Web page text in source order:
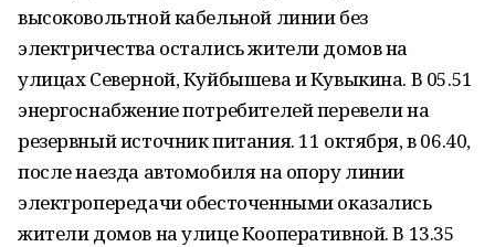
высоковольтной кабельной линии без
электричества остались жители домов на
улицах Северной, Куйбышева и Кувыкина. В 05.51
энергоснабжение потребителей перевели на
резервный источник питания. 11 октября, в 06.40,
после наезда автомобиля на опору линии
электропередачи обесточенными оказались
жители домов на улице Кооперативной. В 13.35